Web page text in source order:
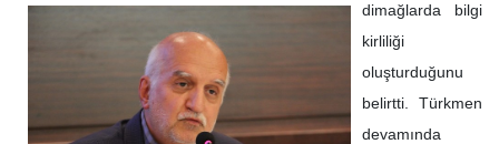
dimağlarda bilgi
kirliliği
oluşturduğunu
belirtti. Türkmen
devamında